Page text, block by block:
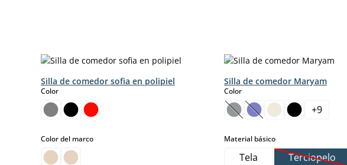
Silla de comedor sofia en polipiel
Colorselect
Color del marcoselect
Silla de comedor Maryam
Colorselect
(Esta opción no está
(Esta opción no está
+9
Material básicoselect
Tela Terciopelo